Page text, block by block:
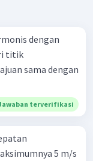
dengan
titik
sama dengan
terverifikasi
5 m/s